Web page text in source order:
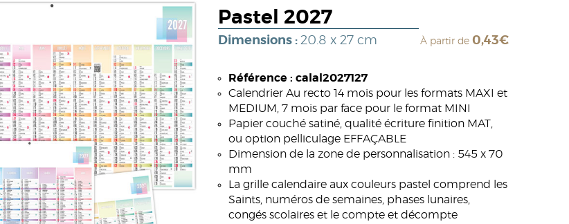
Pastel 2027
Dimensions : 20.8 x 27 cm À partir de 0,43€
Référence : calal2027127
Calendrier Au recto 14 mois pour les formats MAXI et
MEDIUM, 7 mois par face pour le format MINI
Papier couché satiné, qualité écriture finition MAT,
ou option pelliculage EFFAÇABLE
Dimension de la zone de personnalisation : 545 x 70
mm
La grille calendaire aux couleurs pastel comprend les
Saints, numéros de semaines, phases lunaires,
congés scolaires et le compte et décompte